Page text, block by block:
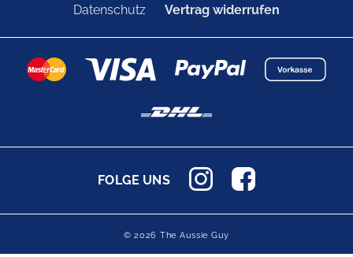
Datenschutz Vertrag widerrufen
FOLGE UNS
© 2026 The Aussie Guy